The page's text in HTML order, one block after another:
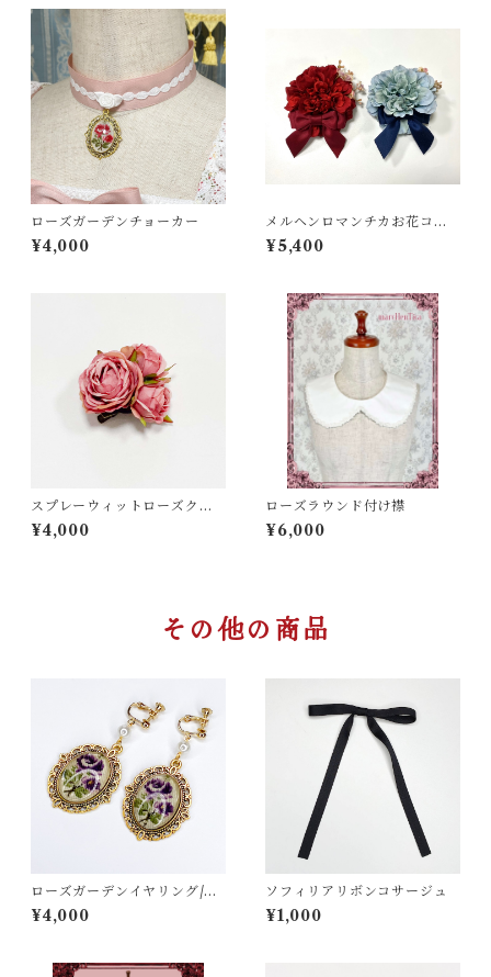
ローズガーデンチョーカー
¥4,000
メルヘンロマンチカお花コサ
ージュ
¥5,400
スプレーウィットローズクリ
ップ＆コサージュ
¥4,000
ローズラウンド付け襟
¥6,000
その他の商品
ローズガーデンイヤリング/ピ
アス
¥4,000
ソフィリアリボンコサージュ
¥1,000